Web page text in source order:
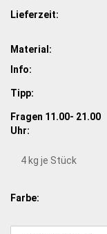
Lieferzeit:
Material:
Info:
Tipp:
Fragen 11.00- 21.00
Uhr:
4 kg je Stück
Farbe: